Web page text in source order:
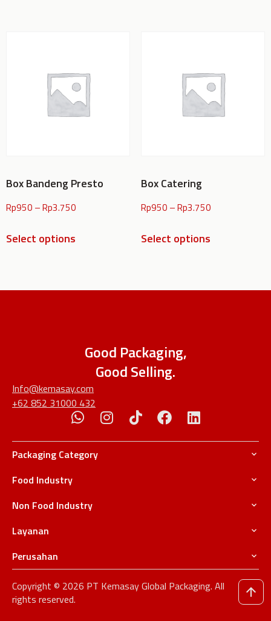
Box Bandeng Presto
Rp950 –Rp3.750
Select options
Box Catering
Rp950 –Rp3.750
Select options
Good Packaging,
Good Selling.
Info@kemasay.com
+62 852 31000 432
Packaging Category
Food Industry
Non Food Industry
Layanan
Perusahan
Copyright © 2026 PT Kemasay Global Packaging. All
rights reserved.